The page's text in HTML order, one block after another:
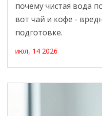
почему чистая вода
вот чай и кофе -
подготовке.
июл, 14 2026